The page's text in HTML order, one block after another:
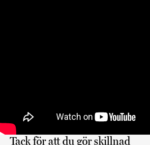
Tack för att du gör skillnad